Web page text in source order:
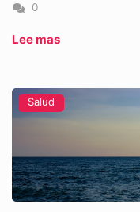
0
Lee mas
Salud